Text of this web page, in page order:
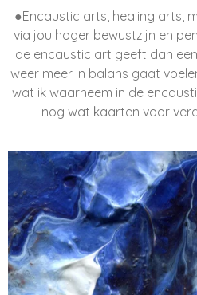
●Encaustic arts, healing arts,
via jou hoger bewustzijn en
de encaustic art geeft dan
weer meer in balans gaat
wat ik waarneem in de
nog wat kaarten voor